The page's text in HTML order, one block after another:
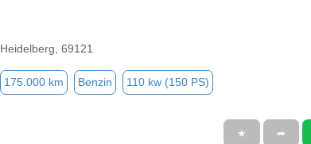
Heidelberg, 69121
175.000 km Benzin 110 kw (150 PS)
★ ➦